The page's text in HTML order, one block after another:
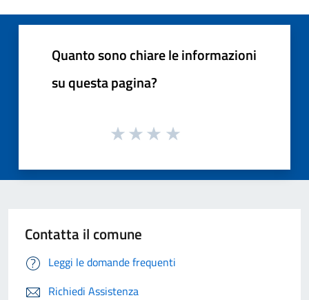
Quanto sono chiare le informazioni
su questa pagina?
Contatta il comune
Leggi le domande frequenti
Richiedi Assistenza